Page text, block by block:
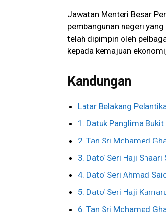
Jawatan Menteri Besar
pembangunan negeri
telah dipimpin oleh
kepada kemajuan
Kandungan
Latar Belakang
1. Datuk Panglima
2. Tan Sri Mohamed
3. Dato’ Seri Haji
4. Dato’ Seri Ahmad
5. Dato’ Seri Haji
6. Tan Sri Mohamed